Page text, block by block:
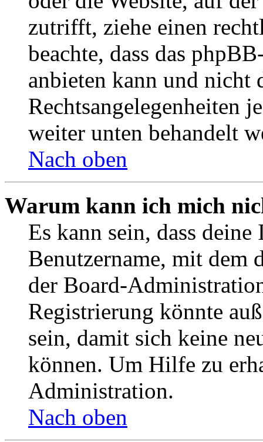
zutrifft, ziehe einen
beachte, dass das
anbieten kann und nicht
Rechtsangelegenheiten
weiter unten behandelt
Nach oben
Warum kann ich mich
Es kann sein, dass
Benutzername, mit dem
der Board-
Registrierung könnte
sein, damit sich keine
können. Um Hilfe zu
Administration.
Nach oben